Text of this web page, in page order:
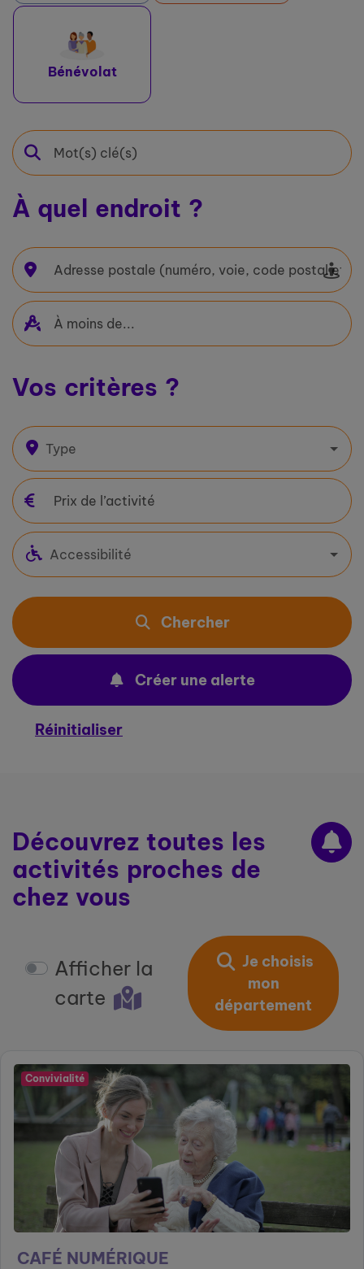
Bénévolat
À quel endroit ?
Vos critères ?
Type
Accessibilité
Chercher
Créer une alerte
Réinitialiser
Découvrez toutes les
activités proches de
chez vous
Afficher la
carte
Je choisis
mon
département
Convivialité
CAFÉ NUMÉRIQUE